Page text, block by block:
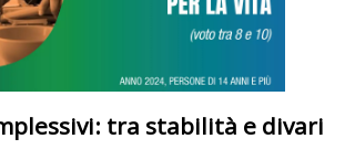
tra stabilità e divari